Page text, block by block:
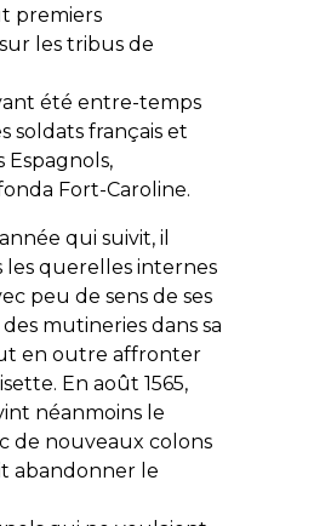
premiers
les tribus de
été entre-temps
soldats français et
Fort-Caroline.
qui suivit, il
les querelles internes
peu de sens de ses
mutineries dans sa
en outre affronter
En août 1565,
néanmoins le
de nouveaux colons
abandonner le